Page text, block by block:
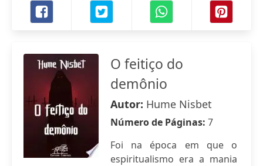
O feitiço do
demônio
Autor: Hume Nisbet
Número de Páginas: 7
Foi na época em que o
espiritualismo era a mania